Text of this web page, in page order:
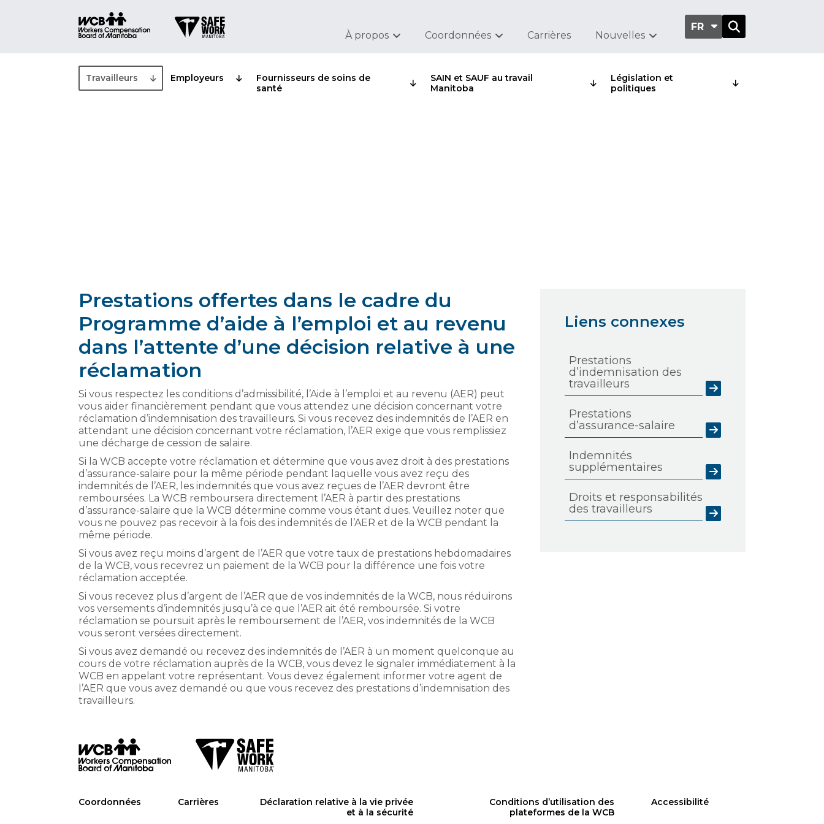
FR
Travailleurs Employeurs
Fournisseurs de soins de
santé
SAIN et SAUF au travail
Manitoba
Législation et
politiques
À propos Coordonnées Carrières Nouvelles
Prestations offertes dans le cadre du
Programme d’aide à l’emploi et au revenu
dans l’attente d’une décision relative à une
réclamation
Si vous respectez les conditions d’admissibilité, l’Aide à l’emploi et au revenu (AER) peut
vous aider financièrement pendant que vous attendez une décision concernant votre
réclamation d’indemnisation des travailleurs. Si vous recevez des indemnités de l’AER en
attendant une décision concernant votre réclamation, l’AER exige que vous remplissiez
une décharge de cession de salaire.
Si la WCB accepte votre réclamation et détermine que vous avez droit à des prestations
d’assurance-salaire pour la même période pendant laquelle vous avez reçu des
indemnités de l’AER, les indemnités que vous avez reçues de l’AER devront être
remboursées. La WCB remboursera directement l’AER à partir des prestations
d’assurance-salaire que la WCB détermine comme vous étant dues. Veuillez noter que
vous ne pouvez pas recevoir à la fois des indemnités de l’AER et de la WCB pendant la
même période.
Si vous avez reçu moins d’argent de l’AER que votre taux de prestations hebdomadaires
de la WCB, vous recevrez un paiement de la WCB pour la différence une fois votre
réclamation acceptée.
Si vous recevez plus d’argent de l’AER que de vos indemnités de la WCB, nous réduirons
vos versements d’indemnités jusqu’à ce que l’AER ait été remboursée. Si votre
réclamation se poursuit après le remboursement de l’AER, vos indemnités de la WCB
vous seront versées directement.
Si vous avez demandé ou recevez des indemnités de l’AER à un moment quelconque au
cours de votre réclamation auprès de la WCB, vous devez le signaler immédiatement à la
WCB en appelant votre représentant. Vous devez également informer votre agent de
l’AER que vous avez demandé ou que vous recevez des prestations d’indemnisation des
travailleurs.
Liens connexes
Prestations
d’indemnisation des
travailleurs
Prestations
d’assurance-salaire
Indemnités
supplémentaires
Droits et responsabilités
des travailleurs
Coordonnées Carrières
Déclaration relative à la vie privée
et à la sécurité
Conditions d’utilisation des
plateformes de la WCB
Accessibilité